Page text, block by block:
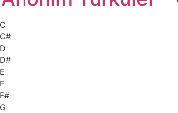
C
C#
D
D#
E
F
F#
G